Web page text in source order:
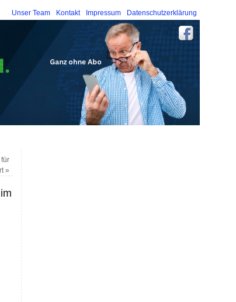
Unser Team Kontakt Impressum Datenschutzerklärung
»